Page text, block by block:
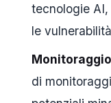
tecnologie
le
di